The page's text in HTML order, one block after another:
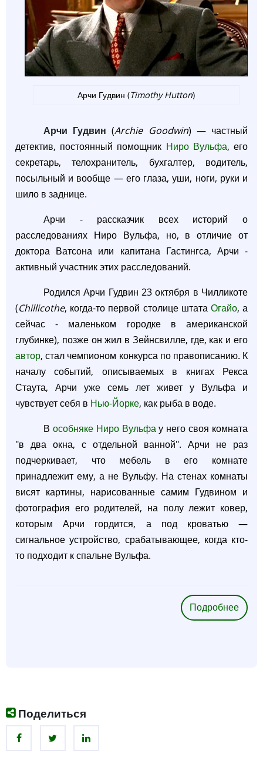
Арчи Гудвин (Timothy Hutton)
Арчи Гудвин (Archie Goodwin) — частный
детектив, постоянный помощник Ниро Вульфа, его
секретарь, телохранитель, бухгалтер, водитель,
посыльный и вообще — его глаза, уши, ноги, руки и
шило в заднице.
Арчи - рассказчик всех историй о
расследованиях Ниро Вульфа, но, в отличие от
доктора Ватсона или капитана Гастингса, Арчи -
активный участник этих расследований.
Родился Арчи Гудвин 23 октября в Чилликоте
(Chillicothe, когда-то первой столице штата Огайо, а
сейчас - маленьком городке в американской
глубинке), позже он жил в Зейнсвилле, где, как и его
автор, стал чемпионом конкурса по правописанию. К
началу событий, описываемых в книгах Рекса
Стаута, Арчи уже семь лет живет у Вульфа и
чувствует себя в Нью-Йорке, как рыба в воде.
В особняке Ниро Вульфау него своя комната
"в два окна, с отдельной ванной". Арчи не раз
подчеркивает, что мебель в его комнате
принадлежит ему, а не Вульфу. На стенах комнаты
висят картины, нарисованные самим Гудвином и
фотография его родителей, на полу лежит ковер,
которым Арчи гордится, а под кроватью —
сигнальное устройство, срабатывающее, когда кто-
то подходит к спальне Вульфа.
Подробнее
Арчи
Поделиться